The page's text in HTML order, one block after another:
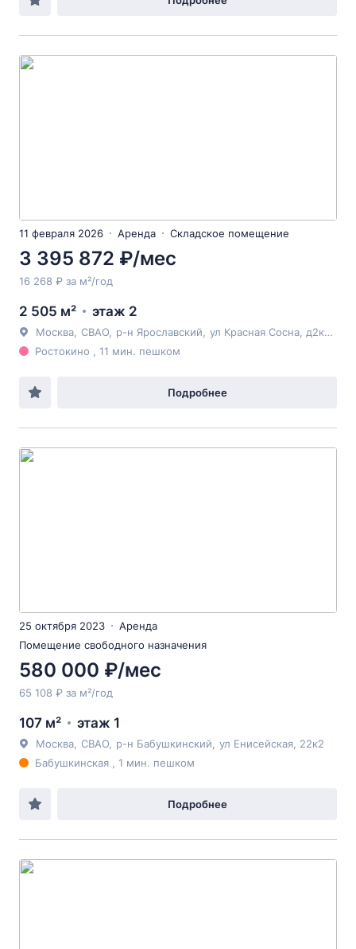
11 февраля 2026 Аренда Складское помещение
3 395 872 ₽/мес
16 268 ₽ за м²/год
2 505 м² этаж 2
Москва СВАО р-н Ярославский ул Красная Сосна , д2к1с1
Ростокино , 11 мин. пешком
Подробнее
25 октября 2023
Аренда
Помещение свободного назначения
580 000 ₽/мес
65 108 ₽ за м²/год
107 м² этаж 1
Москва СВАО р-н Бабушкинский ул Енисейская , 22к2
Бабушкинская , 1 мин. пешком
Подробнее